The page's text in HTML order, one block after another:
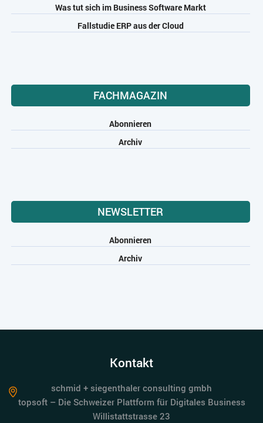
Was tut sich im Business Software Markt
Fallstudie ERP aus der Cloud
FACHMAGAZIN
Abonnieren
Archiv
NEWSLETTER
Abonnieren
Archiv
Kontakt
schmid + siegenthaler consulting gmbh
topsoft – Die Schweizer Plattform für Digitales Business
Willistattstrasse 23